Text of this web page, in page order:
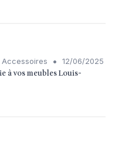
Accessoires • 12/06/2025
à vos meubles Louis-